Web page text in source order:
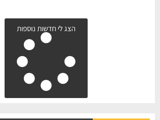
הצג לי חדשות נוספות